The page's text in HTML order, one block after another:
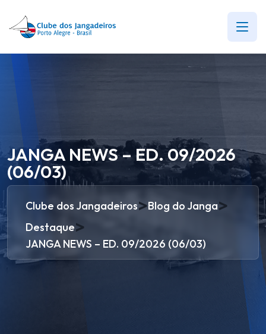
JANGA NEWS – ED. 09/2026
(06/03)
Clube dos Jangadeiros>Blog do Janga>
Destaque>
JANGA NEWS – ED. 09/2026 (06/03)